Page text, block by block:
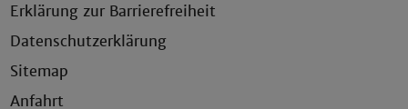
Erklärung zur Barrierefreiheit
Datenschutzerklärung
Sitemap
Anfahrt